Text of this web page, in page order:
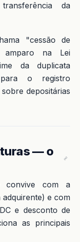
da
"cessão de
amparo na Lei
da duplicata
o registro
depositárias
— o
convive com a
e com
e desconto de
as principais